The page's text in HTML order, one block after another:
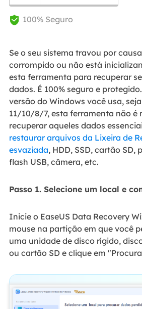
 100% Seguro
Se o seu sistema travou por
corrompido ou não está
esta ferramenta para recuperar
dados. É 100% seguro e
versão do Windows você usa,
11/10/8/7, esta ferramenta não é
recuperar aqueles dados
restaurar arquivos da Lixeira de
esvaziada, HDD, SSD, cartão SD,
flash USB, câmera, etc.
Passo 1. Selecione um local e
Inicie o EaseUS Data Recovery
mouse na partição em que você
uma unidade de disco rígido,
ou cartão SD e clique em